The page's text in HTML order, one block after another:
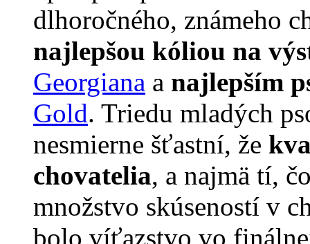
dlhoročného, známeho
najlepšou kóliou na
Georgiana a najlepším
Gold. Triedu mladých
nesmierne šťastní, že
chovatelia, a najmä tí,
množstvo skúseností v
bolo víťazstvo vo